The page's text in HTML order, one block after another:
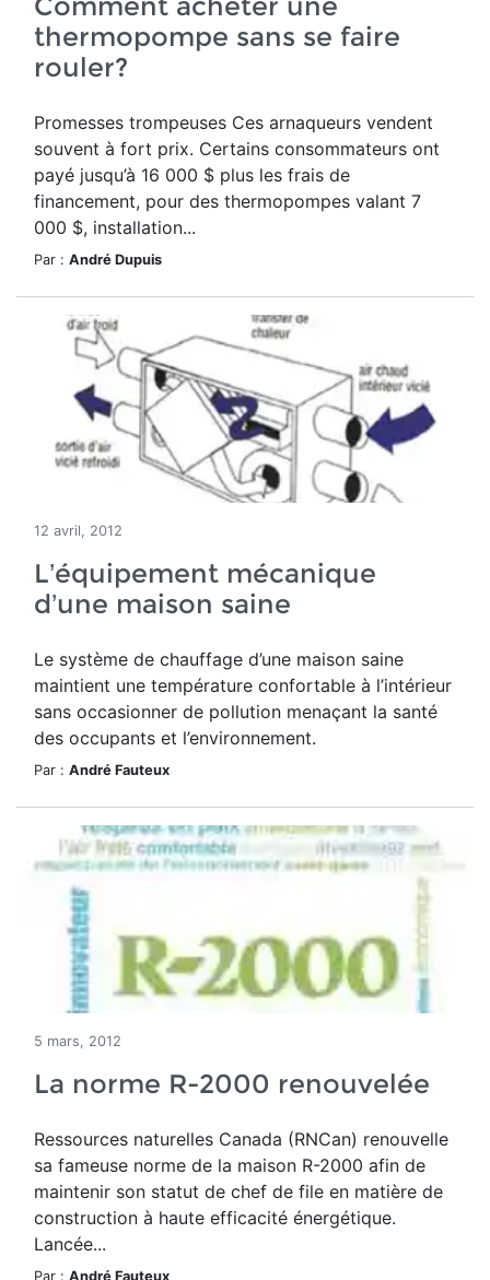
thermopompe sans se faire
rouler?
Promesses trompeuses Ces arnaqueurs vendent
souvent à fort prix. Certains consommateurs ont
payé jusqu’à 16 000 $ plus les frais de
financement, pour des thermopompes valant 7
000 $, installation...
Par : André Dupuis
12 avril, 2012
L’équipement mécanique
d’une maison saine
Le système de chauffage d’une maison saine
maintient une température confortable à l’intérieur
sans occasionner de pollution menaçant la santé
des occupants et l’environnement.
Par : André Fauteux
5 mars, 2012
La norme R-2000 renouvelée
Ressources naturelles Canada (RNCan) renouvelle
sa fameuse norme de la maison R-2000 afin de
maintenir son statut de chef de file en matière de
construction à haute efficacité énergétique.
Lancée...
Par : André Fauteux